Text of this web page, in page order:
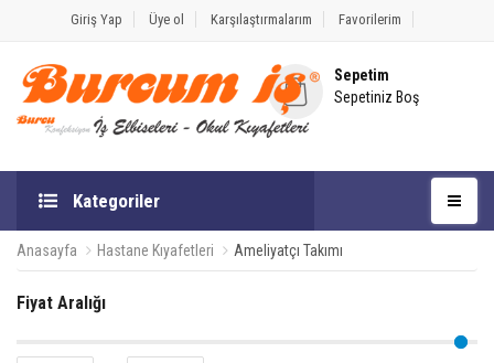
Giriş Yap Üye ol Karşılaştırmalarım Favorilerim
Sepetim
Sepetiniz Boş
Kategoriler
Anasayfa Hastane Kıyafetleri Ameliyatçı Takımı
Fiyat Aralığı